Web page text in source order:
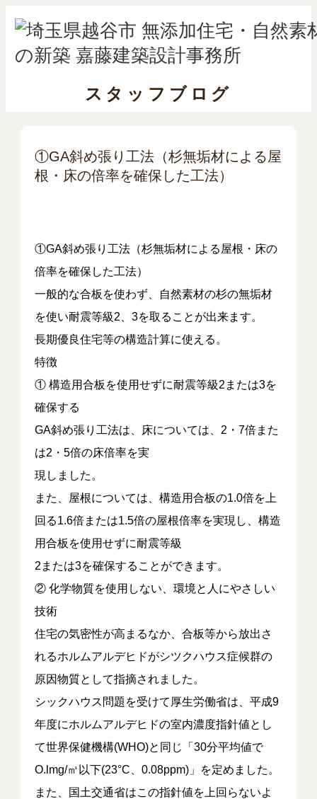
スタッフブログ
①GA斜め張り工法（杉無垢材による屋
根・床の倍率を確保した工法）
①GA斜め張り工法（杉無垢材による屋根・床の
倍率を確保した工法）
一般的な合板を使わず、自然素材の杉の無垢材
を使い耐震等級2、3を取ることが出来ます。
長期優良住宅等の構造計算に使える。
特徴
① 構造用合板を使用せずに耐震等級2または3を
確保する
GA斜め張り工法は、床については、2・7倍また
は2・5倍の床倍率を実
現しました。
また、屋根については、構造用合板の1.0倍を上
回る1.6倍または1.5倍の屋根倍率を実現し、構造
用合板を使用せずに耐震等級
2または3を確保することができます。
② 化学物質を使用しない、環境と人にやさしい
技術
住宅の気密性が高まるなか、合板等から放出さ
れるホルムアルデヒドがシツクハウス症候群の
原因物質として指摘されました。
シックハウス問題を受けて厚生労働省は、平成9
年度にホルムアルデヒドの室内濃度指針値とし
て世界保健機構(WHO)と同じ「30分平均値で
O.lmg/㎥以下(23°C、0.08ppm)」を定めました。
また、国土交通省はこの指針値を上回らないよ